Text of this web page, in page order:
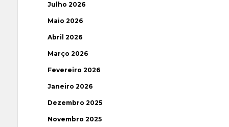
Julho 2026
Maio 2026
Abril 2026
Março 2026
Fevereiro 2026
Janeiro 2026
Dezembro 2025
Novembro 2025